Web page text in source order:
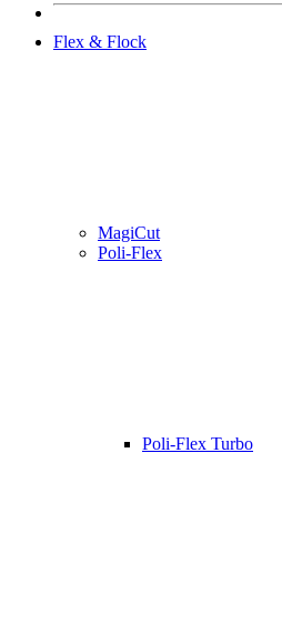
Flex & Flock
MagiCut
Poli-Flex
Poli-Flex Turbo